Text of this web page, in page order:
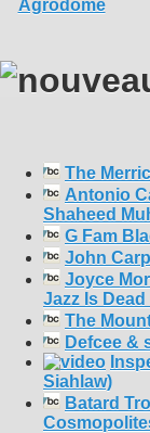
The
Antonio
Shaheed
G Fam
John
Joyce
Jazz Is Dead
The
Defcee &
Siahlaw)
Batard